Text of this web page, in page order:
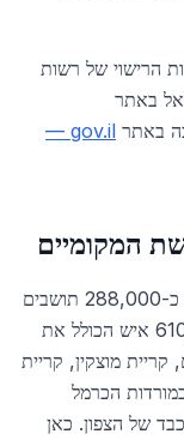
הרישוי של רשות
באתר
באתר
gov.il —
המקומיים
חיפה היא העיר השלישית בגודלה בישראל עם כ-288,000 תושבים
(נתוני 2026) ומטרופולין של למעלה מ-610,000 איש הכולל את
מוצקין, קריית
על פני 63.7 קמ״ר במורדות הכרמל
של הצפון. כאן